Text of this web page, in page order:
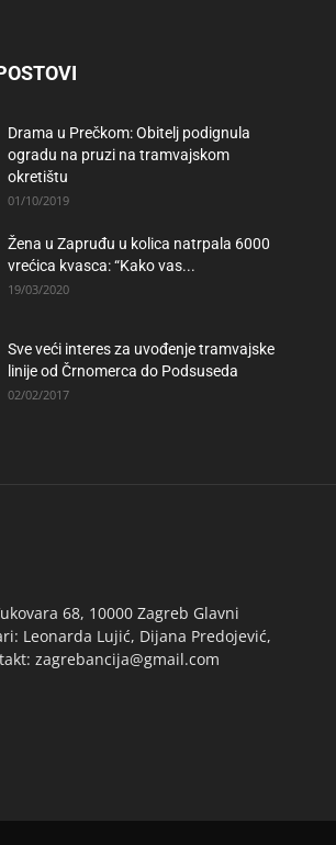
Drama u Prečkom: Obitelj podignula
ogradu na pruzi na tramvajskom
okretištu
01/10/2019
Žena u Zapruđu u kolica natrpala 6000
vrećica kvasca: “Kako vas...
19/03/2020
Sve veći interes za uvođenje tramvajske
linije od Črnomerca do Podsuseda
02/02/2017
68, 10000 Zagreb Glavni
Leonarda Lujić, Dijana Predojević,
zagrebancija@gmail.com